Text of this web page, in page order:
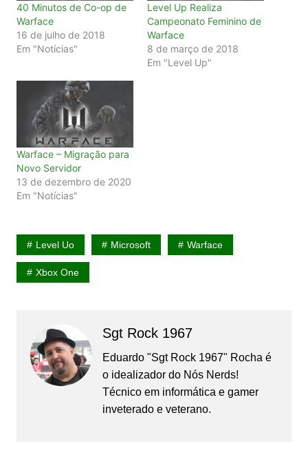
40 Minutos de Co-op de
Warface
16 de julho de 2018
Em "Notícias"
Level Up Realiza
Campeonato Feminino de
Warface
8 de março de 2018
Em "Level Up"
Warface – Migração para
Novo Servidor
13 de dezembro de 2020
Em "Notícias"
Level Uo Microsoft Warface
Xbox One
Sgt Rock 1967
Eduardo "Sgt Rock 1967" Rocha é
o idealizador do Nós Nerds!
Técnico em informática e gamer
inveterado e veterano.